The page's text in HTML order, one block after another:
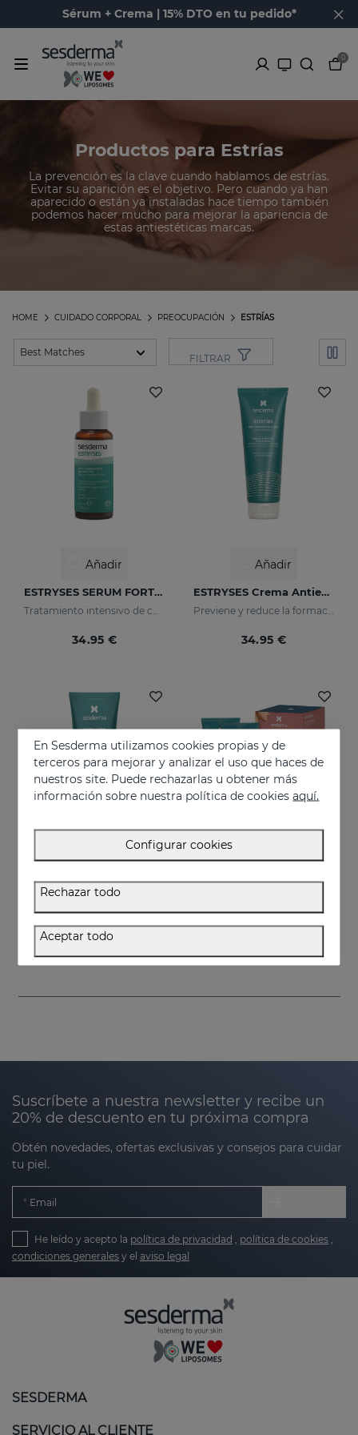
Sérum + Crema | 15% DTO en tu pedido*
0
Productos para Estrías
La prevención es la clave cuando hablamos de estrías.
Evitar su aparición es el objetivo. Pero cuando ya han
aparecido o están ya instaladas hace tiempo también
podemos hacer mucho para mejorar la apariencia de
estas antiestéticas marcas.
ESTRÍAS
PREOCUPACIÓN
CUIDADO CORPORAL
HOME
FILTRAR
Añadir
ESTRYSES SERUM FORTE Antiestrias
Tratamiento intensivo de choque de las estrías instaladas (de color blanco nacarado).
34.95 €
Añadir
ESTRYSES Crema Antiestrías
Previene y reduce la formación de estrías. Aumenta la elasticidad y ﬂexibilidad de la piel. Reaﬁrmante.
34.95 €
Loción para prevenir y mejorar las estrías
34.95 €
Previene y mejora las estrías
Suscríbete a nuestra newsletter y recibe un
20% de descuento en tu próxima compra
Obtén novedades, ofertas exclusivas y consejos para cuidar
tu piel.
Email
He leído y acepto la política de privacidad política de cookies
condiciones generales y el aviso legal
SESDERMA
SERVICIO AL CLIENTE
En Sesderma utilizamos cookies propias y de
terceros para mejorar y analizar el uso que haces de
nuestros site. Puede rechazarlas u obtener más
información sobre nuestra política de cookiesaquí.
Configurar cookies
Rechazar todo
Aceptar todo